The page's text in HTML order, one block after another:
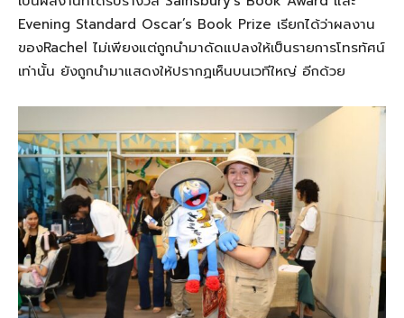
Evening Standard Oscar’s Book Prize เรียกได้ว่าผลงาน
ของRachel ไม่เพียงแต่ถูกนำมาดัดแปลงให้เป็นรายการโทรทัศน์
เท่านั้น ยังถูกนำมาแสดงให้ปรากฏเห็นบนเวทีใหญ่ อีกด้วย